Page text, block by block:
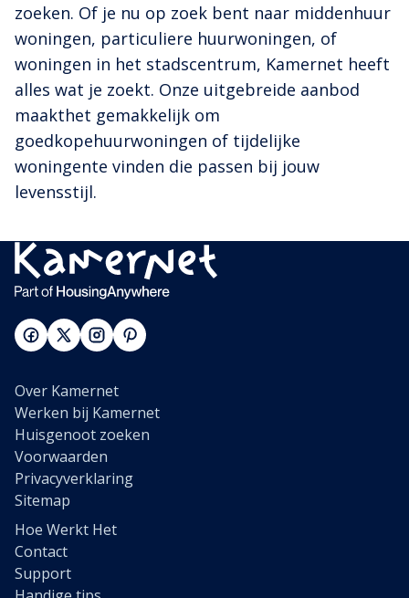
zoeken. Of je nu op zoek bent naar middenhuur
woningen, particuliere huurwoningen, of
woningen in het stadscentrum, Kamernet heeft
alles wat je zoekt. Onze uitgebreide aanbod
maakthet gemakkelijk om
goedkopehuurwoningen of tijdelijke
woningente vinden die passen bij jouw
levensstijl.
Over Kamernet
Werken bij Kamernet
Huisgenoot zoeken
Voorwaarden
Privacyverklaring
Sitemap
Hoe Werkt Het
Contact
Support